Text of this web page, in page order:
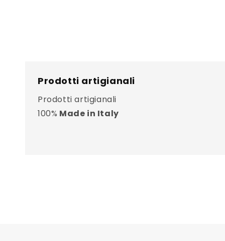
Prodotti artigianali
Prodotti artigianali
100% Made in Italy